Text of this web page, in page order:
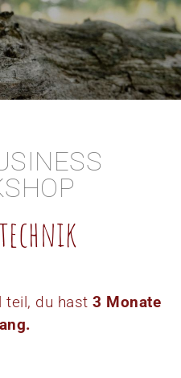
teil, du hast 3 Monate